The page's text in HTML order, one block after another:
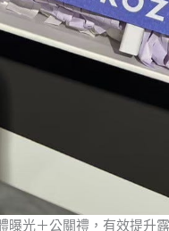
光＋公關禮，有效提升